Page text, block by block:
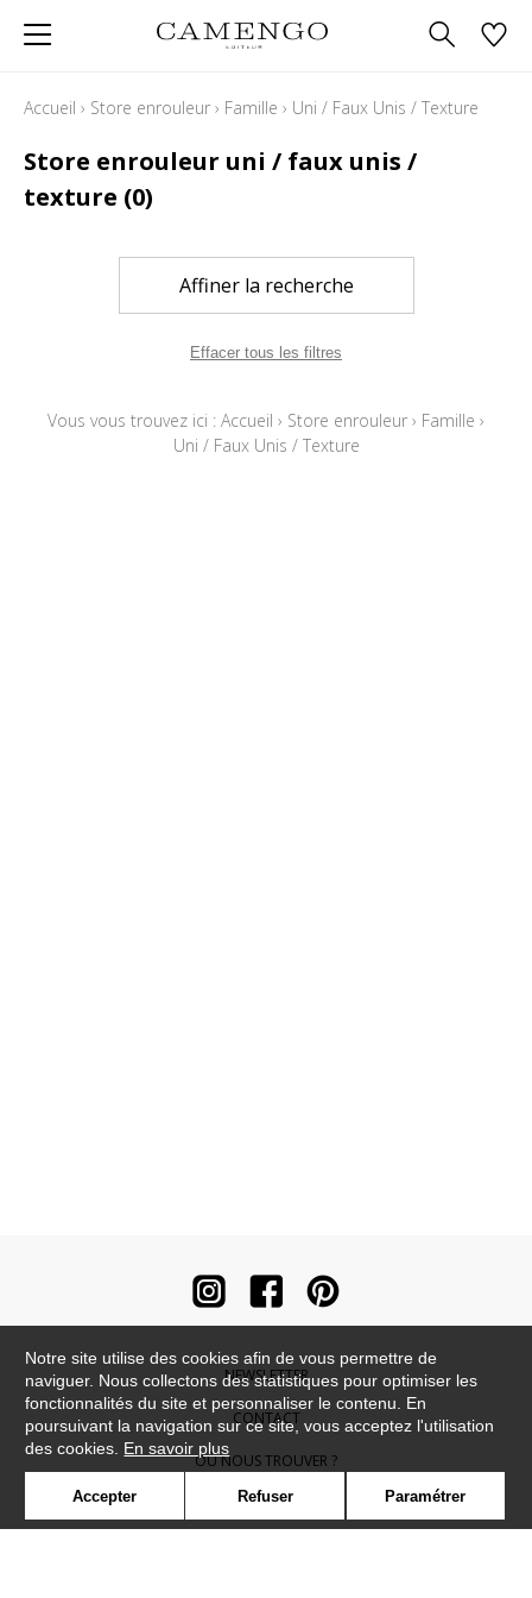
Accueil › Store enrouleur › Famille › Uni / Faux Unis / Texture
Store enrouleur uni / faux unis /
texture (0)
Affiner la recherche
Effacer tous les filtres
Vous vous trouvez ici : Accueil › Store enrouleur › Famille ›
Uni / Faux Unis / Texture
NEWSLETTER
CONTACT
OÙ NOUS TROUVER ?
CONTRACT
Notre site utilise des cookies afin de vous permettre de
naviguer. Nous collectons des statistiques pour optimiser les
fonctionnalités du site et personnaliser le contenu. En
poursuivant la navigation sur ce site, vous acceptez l'utilisation
des cookies. En savoir plus
Accepter Refuser Paramétrer